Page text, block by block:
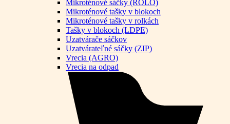
Mikroténové sáčky (ROLO)
Mikroténové tašky v blokoch
Mikroténové tašky v rolkách
Tašky v blokoch (LDPE)
Uzatvárače sáčkov
Uzatvárateľné sáčky (ZIP)
Vrecia (AGRO)
Vrecia na odpad